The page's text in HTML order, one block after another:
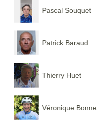
Pascal Souquet
Patrick Baraud
Thierry Huet
Véronique